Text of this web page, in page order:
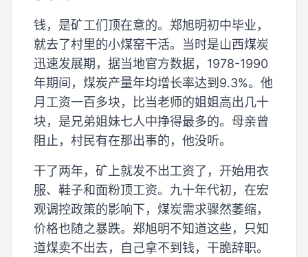
钱，是矿工们顶在意的。郑旭明初中毕业，
就去了村里的小煤窑干活。当时是山西煤炭
迅速发展期，据当地官方数据，1978-1990
年期间，煤炭产量年均增长率达到9.3%。他
月工资一百多块，比当老师的姐姐高出几十
块，是兄弟姐妹七人中挣得最多的。母亲曾
阻止，村民有在那出事的，他没听。
干了两年，矿上就发不出工资了，开始用衣
服、鞋子和面粉顶工资。九十年代初，在宏
观调控政策的影响下，煤炭需求骤然萎缩，
价格也随之暴跌。郑旭明不知道这些，只知
道煤卖不出去，自己拿不到钱，干脆辞职。